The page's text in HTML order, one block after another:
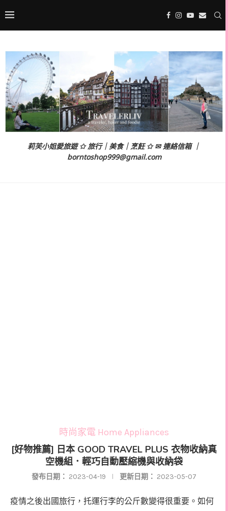
莉芙小姐愛旅遊 ✩ 旅行｜美食｜烹飪 ✩ ✉ 連絡信箱 ｜
borntoshop999@gmail.com
時尚家電 Home Appliances
[好物推薦] 日本 GOOD TRAVEL PLUS 衣物收納真
空機組．輕巧自動壓縮機與收納袋
發布日期： 2023-04-19 更新日期： 2023-05-07
疫情之後出國旅行，托運行李的公斤數變得很重要。如何